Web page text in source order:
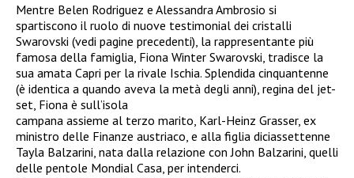
Mentre Belen Rodriguez e Alessandra Ambrosio si
spartiscono il ruolo di nuove testimonial dei cristalli
Swarovski (vedi pagine precedenti), la rappresentante più
famosa della famiglia, Fiona Winter Swarovski, tradisce la
sua amata Capri per la rivale Ischia. Splendida cinquantenne
(è identica a quando aveva la metà degli anni), regina del jet-
set, Fiona è sull’isola
campana assieme al terzo marito, Karl-Heinz Grasser, ex
ministro delle Finanze austriaco, e alla figlia diciassettenne
Tayla Balzarini, nata dalla relazione con John Balzarini, quelli
delle pentole Mondial Casa, per intenderci.